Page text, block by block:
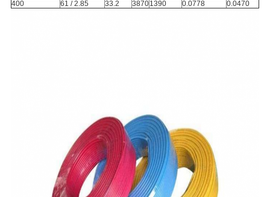
400
61 / 2.85 33.2 38701390 0.0778 0.0470